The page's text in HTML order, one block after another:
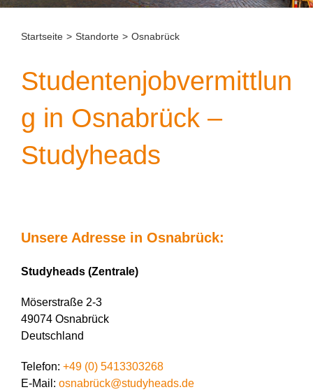
Startseite > Standorte > Osnabrück
Studentenjobvermittlun
g in Osnabrück –
Studyheads
Unsere Adresse in Osnabrück:
Studyheads (Zentrale)
Möserstraße 2-3
49074 Osnabrück
Deutschland
Telefon: +49 (0) 5413303268
E-Mail: osnabrück@studyheads.de